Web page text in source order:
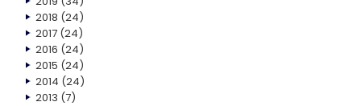
2018 (24)
2017(24)
2016 (24)
2015 (24)
2014 (24)
2013 (7)